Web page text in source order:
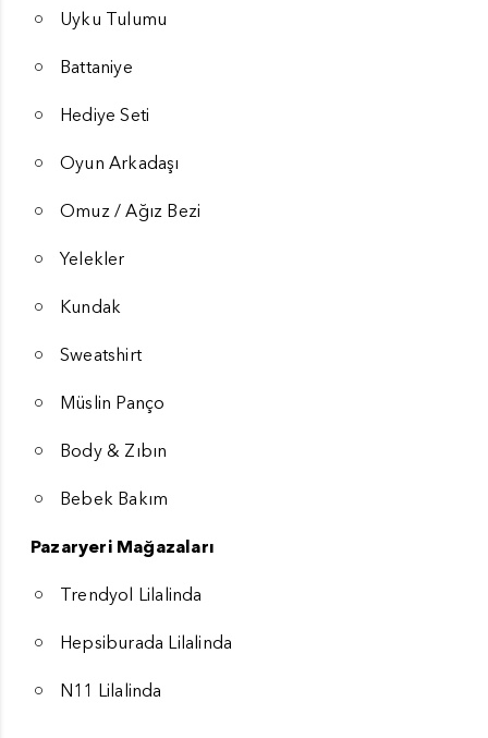
Uyku Tulumu
Battaniye
Hediye Seti
Oyun Arkadaşı
Omuz / Ağız Bezi
Yelekler
Kundak
Sweatshirt
Müslin Panço
Body & Zıbın
Bebek Bakım
Pazaryeri Mağazaları
Trendyol Lilalinda
Hepsiburada Lilalinda
N11 Lilalinda